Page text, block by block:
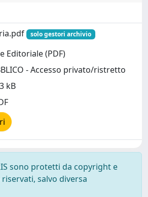
solo gestori archivio
Editoriale (PDF)
- Accesso privato/ristretto
kB
sono protetti da copyright e
salvo diversa